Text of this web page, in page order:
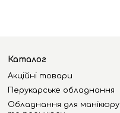
Каталог
Акційні товари
Перукарське обладнання
Обладнання для манікюру